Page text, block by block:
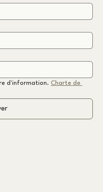
d'information. Charte de